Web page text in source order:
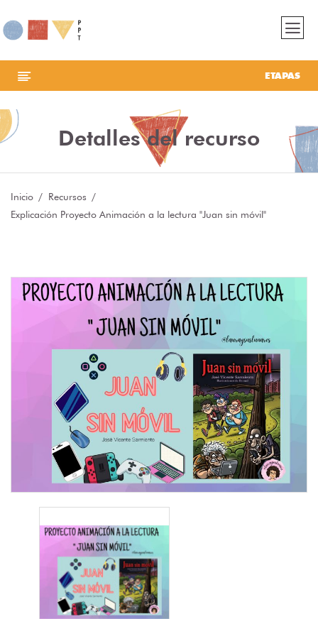
ETAPAS
Detalles del recurso
Inicio
Recursos
Explicación Proyecto Animación a la lectura "Juan sin móvil"